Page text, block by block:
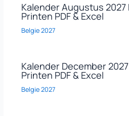
Kalender Augustus 2027
Printen PDF & Excel
Belgie 2027
Kalender December
Printen PDF & Excel
Belgie 2027